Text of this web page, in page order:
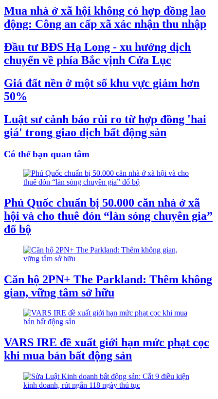
Mua nhà ở xã hội không có hợp đồng lao
động: Công an cấp xã xác nhận thu nhập
Đầu tư BĐS Hạ Long - xu hướng dịch
chuyển về phía Bắc vịnh Cửa Lục
Giá đất nền ở một số khu vực giảm hơn
50%
Luật sư cảnh báo rủi ro từ hợp đồng 'hai
giá' trong giao dịch bất động sản
Có thể bạn quan tâm
Phú Quốc chuẩn bị 50.000 căn nhà ở xã
hội và cho thuê đón “làn sóng chuyên gia”
đổ bộ
Căn hộ 2PN+ The Parkland: Thêm không
gian, vững tâm sở hữu
VARS IRE đề xuất giới hạn mức phạt cọc
khi mua bán bất động sản